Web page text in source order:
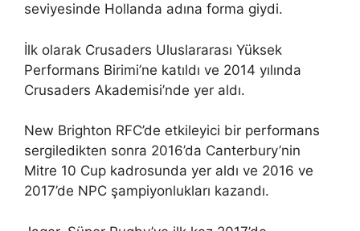
seviyesinde Hollanda adına forma giydi.
İlk olarak Crusaders Uluslararası Yüksek
Performans Birimi’ne katıldı ve 2014 yılında
Crusaders Akademisi’nde yer aldı.
New Brighton RFC’de etkileyici bir performans
sergiledikten sonra 2016’da Canterbury’nin
Mitre 10 Cup kadrosunda yer aldı ve 2016 ve
2017’de NPC şampiyonlukları kazandı.